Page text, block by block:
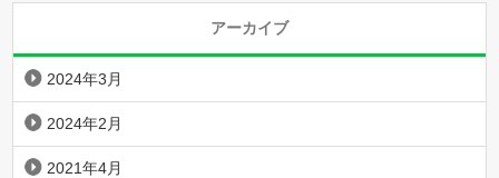
アーカイブ
2024年3月
2024年2月
2021年4月